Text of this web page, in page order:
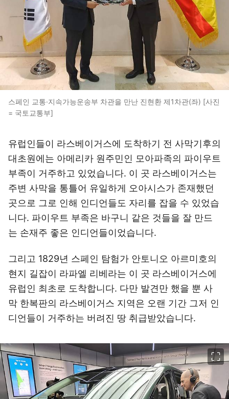
스페인 교통·지속가능운송부 차관을 만난 진현환 제1차관(좌) [사진
= 국토교통부]
유럽인들이 라스베이거스에 도착하기 전 사막기후의
대초원에는 아메리카 원주민인 모아파족의 파이우트
부족이 거주하고 있었습니다. 이 곳 라스베이거스는
주변 사막을 통틀어 유일하게 오아시스가 존재했던
곳으로 그로 인해 인디언들도 자리를 잡을 수 있었습
니다. 파이우트 부족은 바구니 같은 것들을 잘 만드
는 손재주 좋은 인디언들이었습니다.
그리고 1829년 스페인 탐험가 안토니오 아르미호의
현지 길잡이 라파엘 리베라는 이 곳 라스베이거스에
유럽인 최초로 도착합니다. 다만 발견만 했을 뿐 사
막 한복판의 라스베이거스 지역은 오랜 기간 그저 인
디언들이 거주하는 버려진 땅 취급받았습니다.